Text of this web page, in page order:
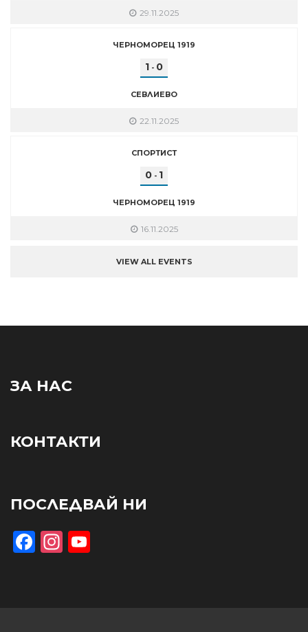
29.11.2025
ЧЕРНОМОРЕЦ 1919
1 - 0
СЕВЛИЕВО
22.11.2025
СПОРТИСТ
0 - 1
ЧЕРНОМОРЕЦ 1919
16.11.2025
VIEW ALL EVENTS
ЗА НАС
КОНТАКТИ
ПОСЛЕДВАЙ НИ
Facebook
Instagram